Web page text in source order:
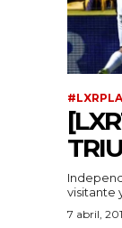
visitante
7 abril,